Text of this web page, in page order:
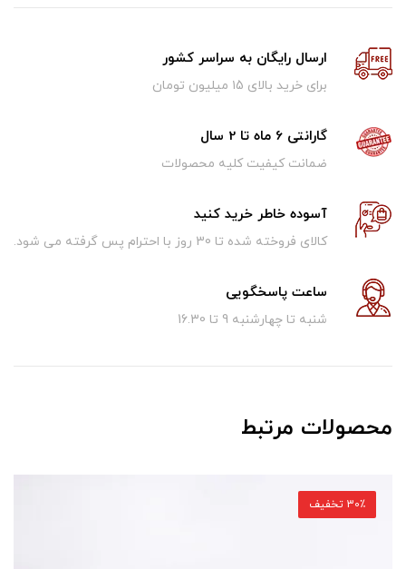
ارسال رایگان به سراسر کشور
برای خرید بالای ۱5 میلیون تومان
گارانتی 6 ماه تا 2 سال
ضمانت کیفیت کلیه محصولات
آسوده خاطر خرید کنید
کالای فروخته شده تا 30 روز با احترام پس گرفته می شود.
ساعت پاسخگویی
شنبه تا چهارشنبه 9 تا 16.30
محصولات مرتبط
30٪ تخفیف